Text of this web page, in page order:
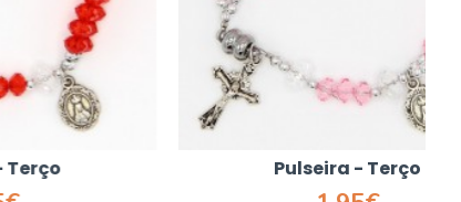
Pulseira - Terço